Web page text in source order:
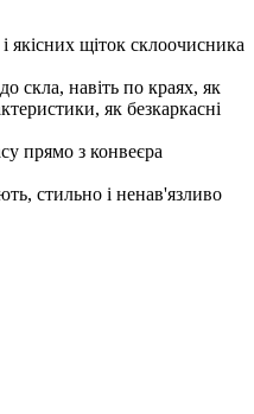
якісних щіток склоочисника
скла, навіть по краях, як
як безкаркасні
прямо з конвеєра
стильно і ненав'язливо